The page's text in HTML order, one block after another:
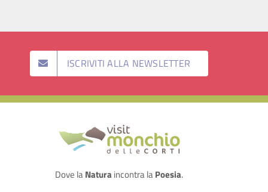
ISCRIVITI ALLA NEWSLETTER
Dove laNatura incontra laPoesia.